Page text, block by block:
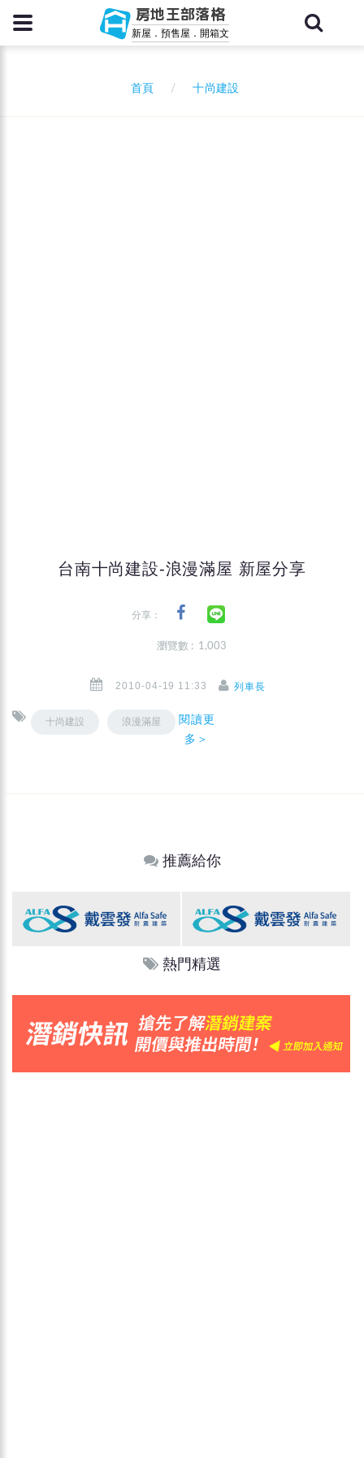
房地王部落格
新屋．預售屋．開箱文
首頁 十尚建設
台南十尚建設-浪漫滿屋 新屋分享
分享：
瀏覽數 : 1,003
2010-04-19 11:33 列車長
十尚建設 浪漫滿屋
閱讀更
多＞
推薦給你
熱門精選